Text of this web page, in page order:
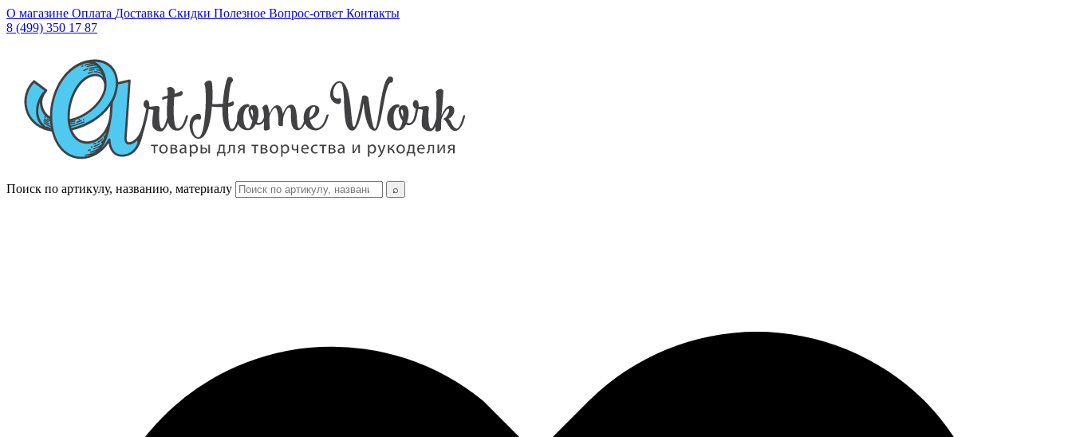
О магазине Оплата Доставка Скидки Полезное Вопрос-ответ Контакты
8 (499) 350 17 87
Поиск по артикулу, названию, материалу ⌕